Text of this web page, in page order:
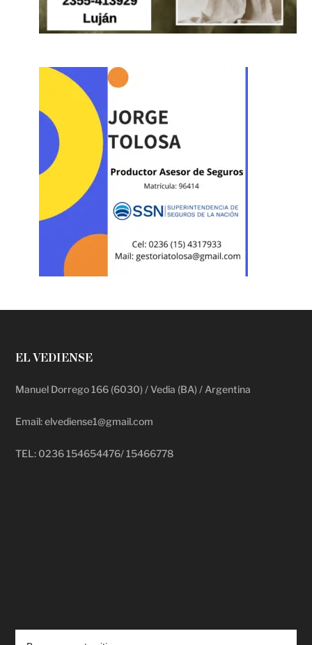
EL VEDIENSE
Manuel Dorrego 166 (6030) / Vedia (BA) / Argentina
Email: elvediense1@gmail.com
TEL: 0236 154654476/ 15466778